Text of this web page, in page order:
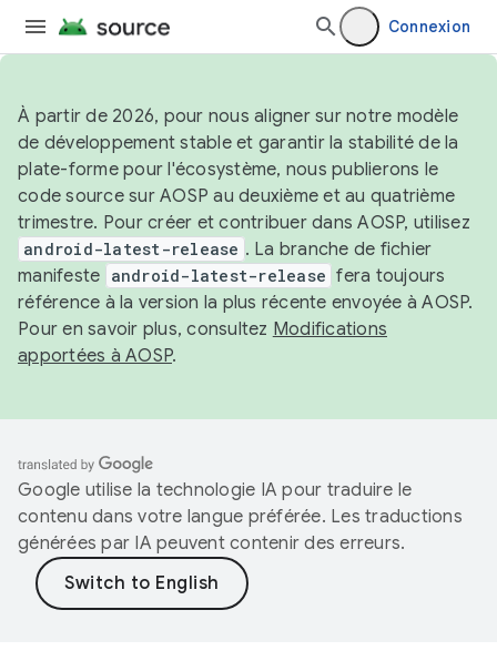
Connexion
À partir de 2026, pour nous aligner sur notre modèle
de développement stable et garantir la stabilité de la
plate-forme pour l'écosystème, nous publierons le
code source sur AOSP au deuxième et au quatrième
trimestre. Pour créer et contribuer dans AOSP, utilisez
android-latest-release . La branche de fichier
manifeste android-latest-release fera toujours
référence à la version la plus récente envoyée à AOSP.
Pour en savoir plus, consultez Modifications
apportées à AOSP.
Google utilise la technologie IA pour traduire le
contenu dans votre langue préférée. Les traductions
générées par IA peuvent contenir des erreurs.